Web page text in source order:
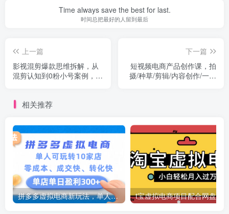
Time always save the best for last.
时间总把最好的人留到最后
上一篇
影视混剪爆款思维拆解，从
混剪认知到0粉小号案例，讲
下一篇
短视频电商产品创作课，拍
摄/种草/剪辑/内容创作/一站
相关推荐
拼多多虚拟电商新玩法，单人可玩转10家店，零成本、成交快、转化快，号称单店单日可盈利300+